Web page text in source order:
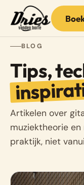
BLOG
Tips,
Artikelen over
muziektheorie
praktijk, niet